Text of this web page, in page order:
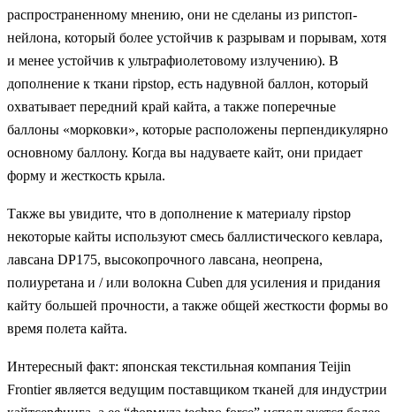
распространенному мнению, они не сделаны из рипстоп-
нейлона, который более устойчив к разрывам и порывам, хотя
и менее устойчив к ультрафиолетовому излучению). В
дополнение к ткани ripstop, есть надувной баллон, который
охватывает передний край кайта, а также поперечные
баллоны «морковки», которые расположены перпендикулярно
основному баллону. Когда вы надуваете кайт, они придает
форму и жесткость крыла.
Также вы увидите, что в дополнение к материалу ripstop
некоторые кайты используют смесь баллистического кевлара,
лавсана DP175, высокопрочного лавсана, неопрена,
полиуретана и / или волокна Cuben для усиления и придания
кайту большей прочности, а также общей жесткости формы во
время полета кайта.
Интересный факт: японская текстильная компания Teijin
Frontier является ведущим поставщиком тканей для индустрии